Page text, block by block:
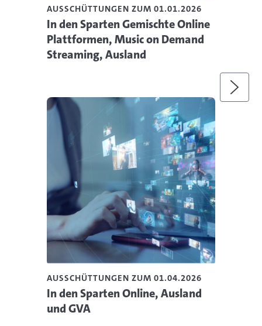
Weiter
AUSSCHÜTTUNGEN ZUM 01.01.2026
In den Sparten Gemischte Online
Plattformen, Music on Demand
Streaming, Ausland
AUSSCHÜTTUNGEN ZUM 01.04.2026
In den Sparten Online, Ausland
und GVA